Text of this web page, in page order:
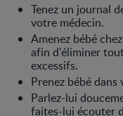
Tenez un journal
votre médecin.
Amenez bébé
afin d'éliminer
excessifs.
Prenez bébé dans
Parlez-lui
faites-lui écouter